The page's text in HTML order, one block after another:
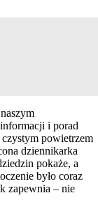
i porad
powietrzem
dziennikarka
pokaże, a
było coraz
zapewnia – nie